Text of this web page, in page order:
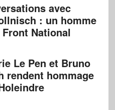
avec
: un homme
Front National
Le Pen et Bruno
rendent hommage